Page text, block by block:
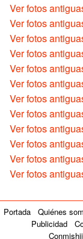
Ver fotos
Ver fotos
Ver fotos
Ver fotos
Ver fotos
Ver fotos
Ver fotos
Ver fotos
Ver fotos
Ver fotos
Ver fotos
Ver fotos
Portada Quiénes
Publicidad